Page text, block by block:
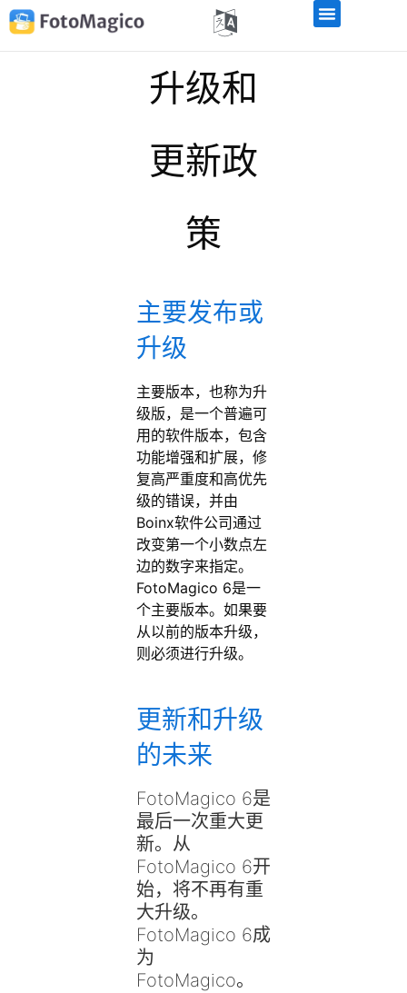
升级和
更新政
策
主要发布或
升级
主要版本，也称为升
级版，是一个普遍可
用的软件版本，包含
功能增强和扩展，修
复高严重度和高优先
级的错误，并由
Boinx软件公司通过
改变第一个小数点左
边的数字来指定。
FotoMagico 6是一
个主要版本。如果要
从以前的版本升级，
则必须进行升级。
更新和升级
的未来
FotoMagico 6是
最后一次重大更
新。从
FotoMagico 6开
始，将不再有重
大升级。
FotoMagico 6成
为
FotoMagico。